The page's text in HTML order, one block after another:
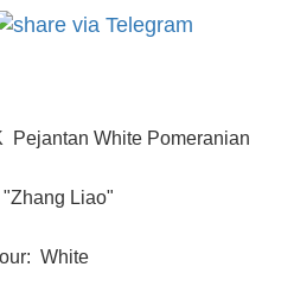
Pejantan White Pomeranian
"Zhang Liao"
White